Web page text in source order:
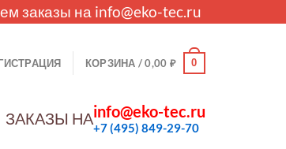
заказы на info@eko-tec.ru
КОРЗИНА /0,00 ₽ 0
ЗАКАЗЫ НАinfo@eko-tec.ru
+7 (495) 849-29-70